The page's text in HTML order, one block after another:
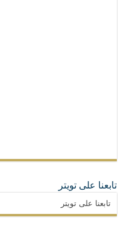
تابعنا على تويتر
تابعنا على تويتر